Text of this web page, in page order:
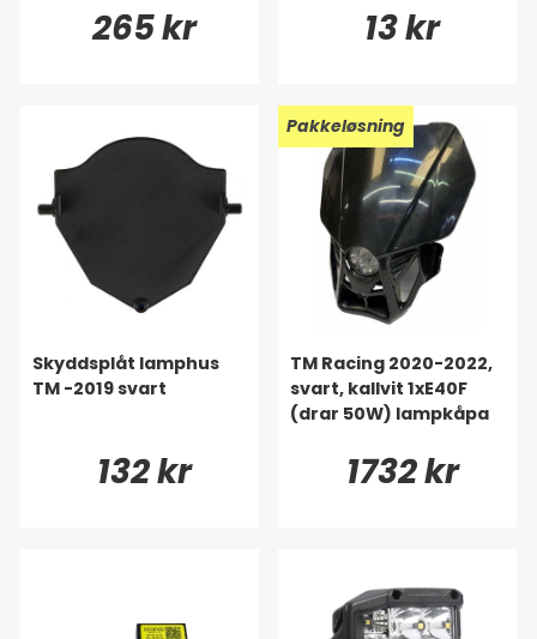
265 kr 13 kr
Skyddsplåt lamphus
TM -2019 svart
132 kr
Pakkeløsning
TM Racing 2020-2022,
svart, kallvit 1xE40F
(drar 50W) lampkåpa
1732 kr